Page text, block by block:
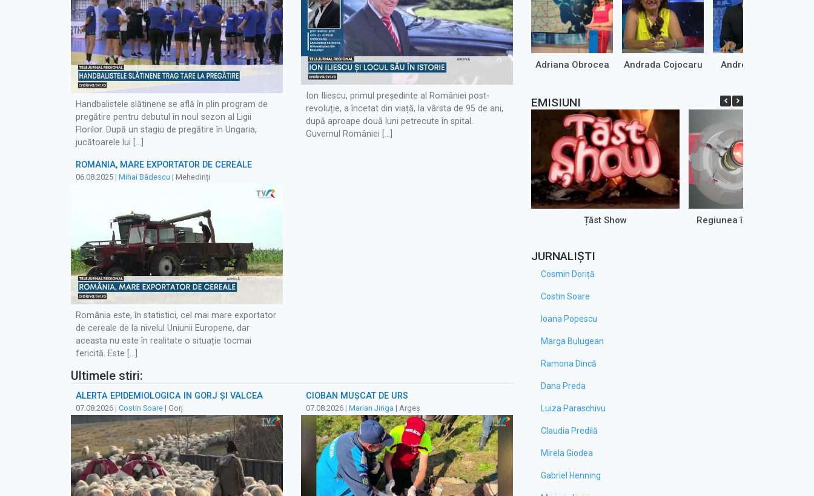
Handbalistele slătinene se află în plin program de
pregătire pentru debutul în noul sezon al Ligii
Florilor. După un stagiu de pregătire în Ungaria,
jucătoarele lui […]
Ion Iliescu, primul președinte al României post-
revoluție, a încetat din viață, la vârsta de 95 de ani,
după aproape două luni petrecute în spital.
Guvernul României […]
ROMÂNIA, MARE EXPORTATOR DE CEREALE
06.08.2025 | Mihai Bădescu | Mehedinți
România este, în statistici, cel mai mare exportator
de cereale de la nivelul Uniunii Europene, dar
aceasta nu este în realitate o situație tocmai
fericită. Este […]
Ultimele stiri:
ALERTĂ EPIDEMIOLOGICĂ ÎN GORJ ȘI VÂLCEA
07.08.2026 | Costin Soare | Gorj
CIOBAN MUȘCAT DE URS
07.08.2026 | Marian Jinga | Argeș
Adriana Obrocea Andrada Cojocaru Andrei Marinaș
EMISIUNI
Țăst Show Regiunea în Obiectiv –
JURNALIȘTI
Cosmin Doriță
Costin Soare
Ioana Popescu
Marga Bulugean
Ramona Dincă
Dana Preda
Luiza Paraschivu
Claudia Predilă
Mirela Giodea
Gabriel Henning